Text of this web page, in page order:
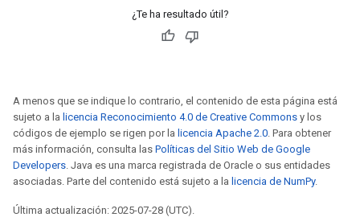
¿Te ha resultado útil?
A menos que se indique lo contrario, el contenido de esta página está
sujeto a la licencia Reconocimiento 4.0 de Creative Commons y los
códigos de ejemplo se rigen por la licencia Apache 2.0. Para obtener
más información, consulta las Políticas del Sitio Web de Google
Developers. Java es una marca registrada de Oracle o sus entidades
asociadas. Parte del contenido está sujeto a la licencia de NumPy.
Última actualización: 2025-07-28 (UTC).